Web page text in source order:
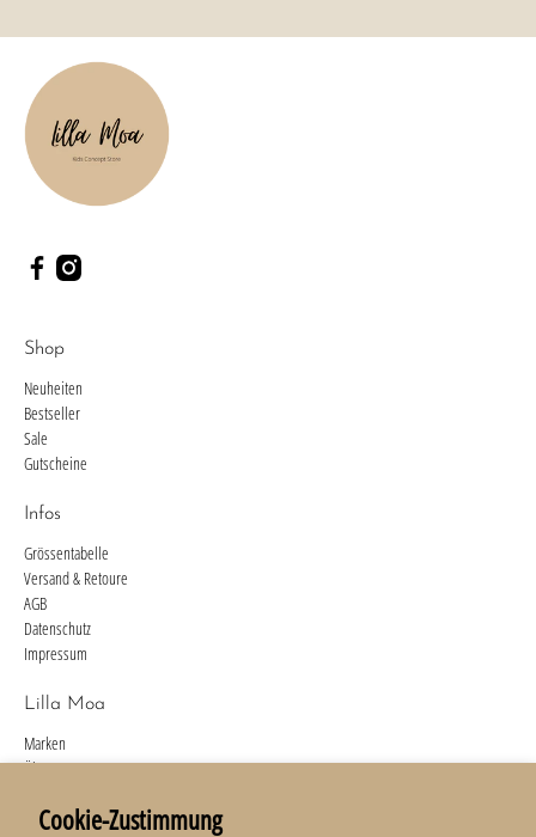
Cookie-Zustimmung
Shop
Neuheiten
Bestseller
Sale
Gutscheine
Infos
Grössentabelle
Versand & Retoure
AGB
Datenschutz
Impressum
Lilla Moa
Marken
Über uns